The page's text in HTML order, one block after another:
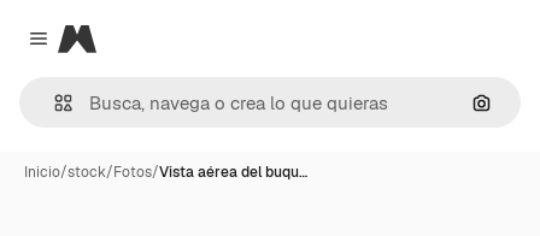
Close menu
Magnific
Inicio/stock/Fotos/Vista aérea del buqu…